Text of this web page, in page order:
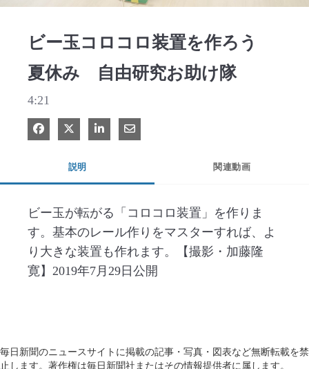
ビー玉コロコロ装置を作ろう
夏休み 自由研究お助け隊
4:21
Facebook で共有
Xで共有する
LinkedIn で共有
電子メールで共有
説明 関連動画
ビー玉が転がる「コロコロ装置」を作りま
す。基本のレール作りをマスターすれば、よ
り大きな装置も作れます。【撮影・加藤隆
寛】2019年7月29日公開
毎日新聞のニュースサイトに掲載の記事・写真・図表など無断転載を禁
止します。著作権は毎日新聞社またはその情報提供者に属します。